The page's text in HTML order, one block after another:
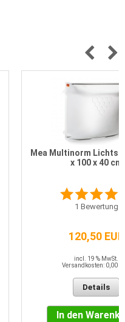
Mea Multinorm
x 100 x 40 cm
1 Bewertung
120,50 EUR
incl. 19 % MwSt.
Versandkosten: 0,00
Details
In den